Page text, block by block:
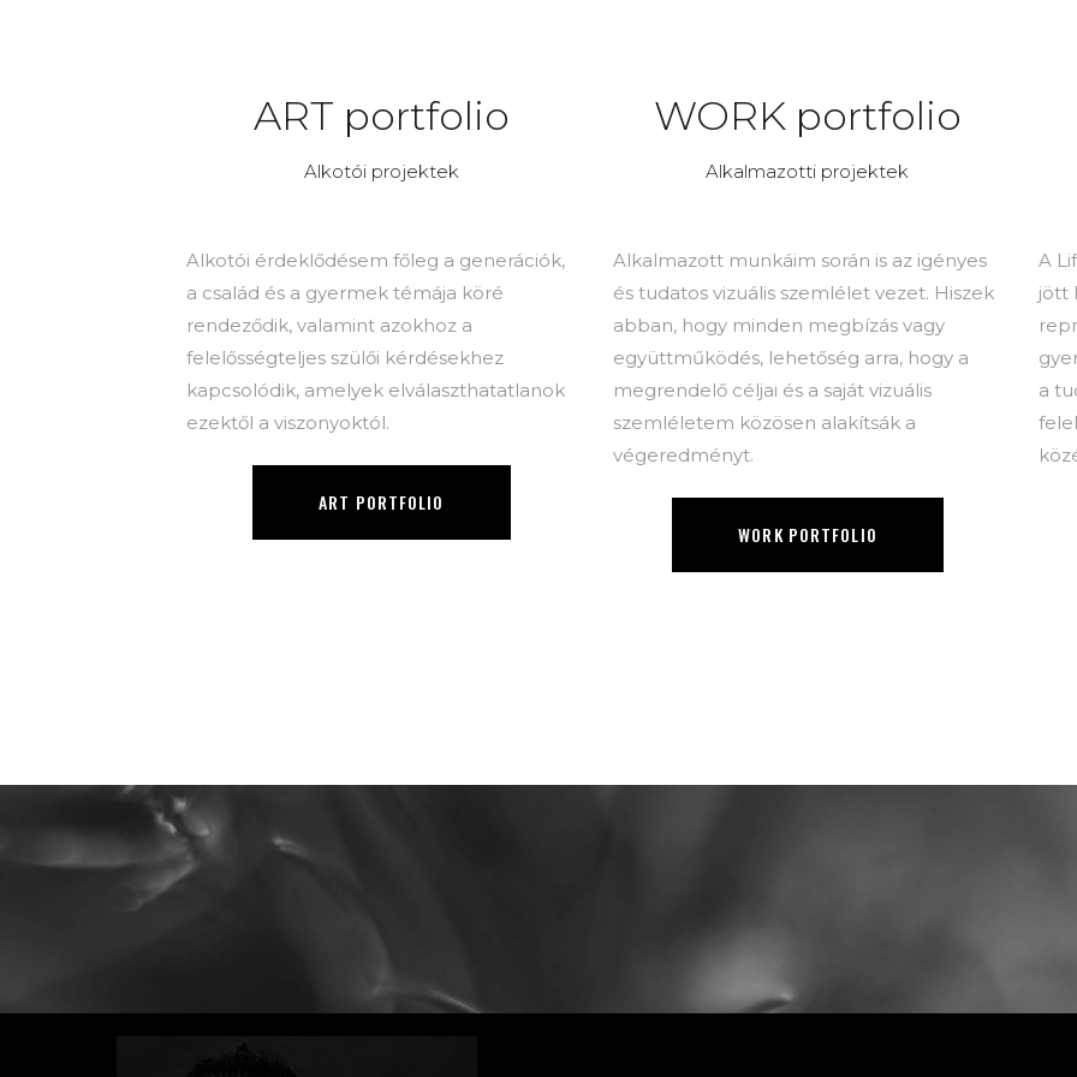
ART portfolio
Alkotói projektek
Alkotói érdeklődésem főleg a generációk,
a család és a gyermek témája köré
rendeződik, valamint azokhoz a
felelősségteljes szülői kérdésekhez
kapcsolódik, amelyek elválaszthatatlanok
ezektől a viszonyoktól.
ART PORTFOLIO
WORK portfolio
Alkalmazotti projektek
Alkalmazott munkáim során is az igényes
és tudatos vizuális szemlélet vezet. Hiszek
abban, hogy minden megbízás vagy
együttműködés, lehetőség arra, hogy a
megrendelő céljai és a saját vizuális
szemléletem közösen alakítsák a
végeredményt.
WORK PORTFOLIO
A
jött
a